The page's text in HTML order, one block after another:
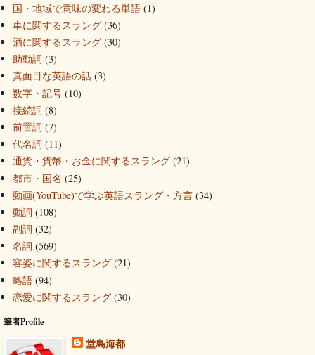
国・地域で意味の変わる単語 (1)
車に関するスラング (36)
酒に関するスラング (30)
助動詞 (3)
真面目な英語の話 (3)
数字・記号 (10)
接続詞 (8)
前置詞 (7)
代名詞 (11)
通貨・貨幣・お金に関するスラング (21)
都市・国名 (25)
動画(YouTube)で学ぶ英語スラング・方言 (34)
動詞 (108)
副詞 (32)
名詞 (569)
容姿に関するスラング (21)
略語 (94)
恋愛に関するスラング (30)
筆者Profile
堂島海都